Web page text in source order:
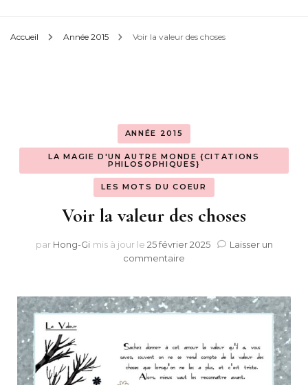
Accueil Année 2015 Voir la valeur des choses
ANNÉE 2015
LA MAGIE D'UN AUTRE MONDE {CITATIONS
PHILOSOPHIQUES}
LES MOTS DU COEUR
Voir la valeur des choses
par Hong-Gi mis à jour le 25 février 2025
Laisser un
commentaire
valeur
des